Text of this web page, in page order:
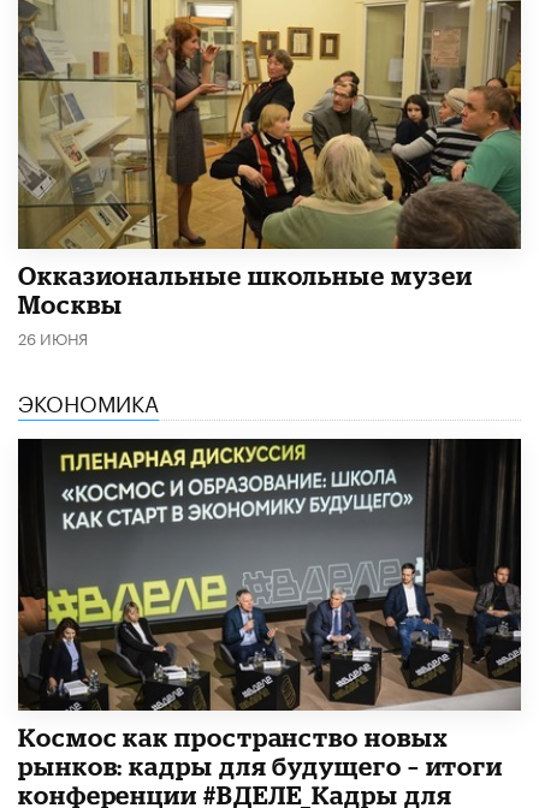
​Окказиональные школьные музеи
Москвы
26 ИЮНЯ
ЭКОНОМИКА
Космос как пространство новых
рынков: кадры для будущего – итоги
конференции #ВДЕЛЕ_Кадры для